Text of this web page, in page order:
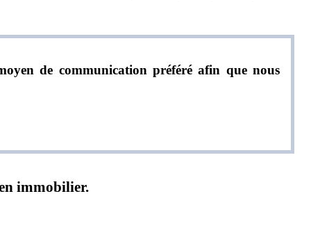
de communication préféré afin que nous
immobilier.